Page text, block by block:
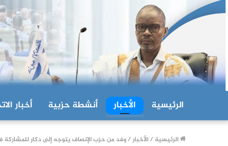
الرئيسية الأخبار أنشطة حزبية أخبار
الرئيسية /الأخبار/وفد من حزب الإنصاف يتوجه إلى دكار